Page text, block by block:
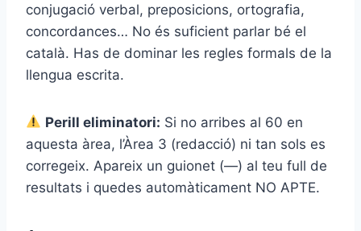
conjugació verbal, preposicions, ortografia,
concordances… No és suficient parlar bé el
català. Has de dominar les regles formals de la
llengua escrita.
Perill eliminatori: Si no arribes al 60 en
aquesta àrea, l’Àrea 3 (redacció) ni tan sols es
corregeix. Apareix un guionet (—) al teu full de
resultats i quedes automàticament NO APTE.